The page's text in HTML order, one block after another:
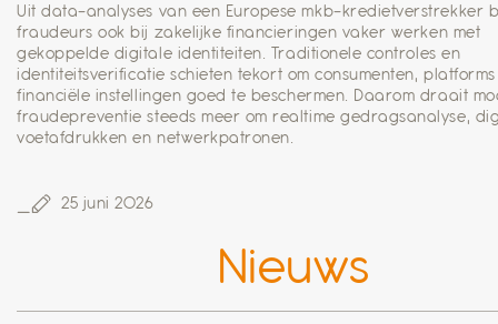
Uit data-analyses van een Europese mkb-kredietverstrekker
fraudeurs ook bij zakelijke financieringen vaker werken met
gekoppelde digitale identiteiten. Traditionele controles en
identiteitsverificatie schieten tekort om consumenten,
financiële instellingen goed te beschermen. Daarom draait
fraudepreventie steeds meer om realtime gedragsanalyse,
voetafdrukken en netwerkpatronen.
25 juni 2026
Nieuws